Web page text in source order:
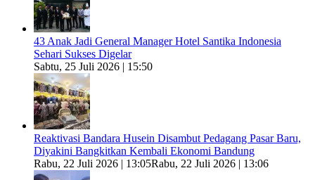
43 Anak Jadi General Manager Hotel Santika Indonesia
Sehari Sukses Digelar
Sabtu, 25 Juli 2026 | 15:50
Reaktivasi Bandara Husein Disambut Pedagang Pasar Baru,
Diyakini Bangkitkan Kembali Ekonomi Bandung
Rabu, 22 Juli 2026 | 13:05Rabu, 22 Juli 2026 | 13:06